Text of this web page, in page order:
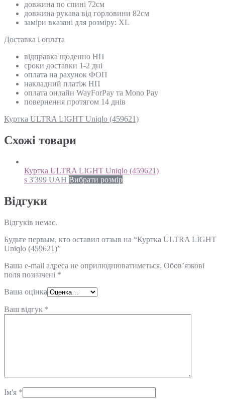
довжина по спині 72см
довжина рукава від горловини 82см
заміри вказані для розміру: XL
Доставка і оплата
відправка щоденно НП
сроки доставки 1-2 дні
оплата на рахунок ФОП
накладний платіж НП
оплата онлайн WayForPay та Mono Pay
повернення протягом 14 днів
Куртка ULTRA LIGHT Uniqlo (459621)
Схожi товари
Куртка ULTRA LIGHT Uniqlo (459621)
s 3'399 UAH Вибрати розмір
Відгуки
Відгуків немає.
Будьте первым, кто оставил отзыв на “Куртка ULTRA LIGHT
Uniqlo (459621)”
Ваша e-mail адреса не оприлюднюватиметься. Обов’язкові
поля позначені *
Ваша оцінка
Ваш відгук *
Ім'я *